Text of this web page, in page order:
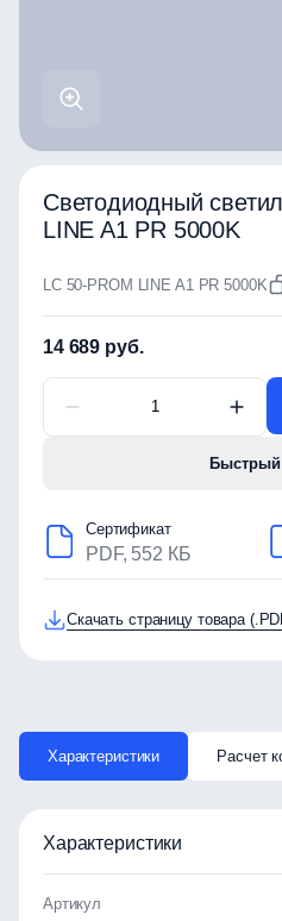
Светодиодный
LINE A1 PR 5000K
LC 50-PROM LINE A1 PR 5000K
14 689 руб.
Быстрый
Сертификат
PDF, 552 КБ
Скачать страницу товара
Характеристики Расчет
Характеристики
Артикул